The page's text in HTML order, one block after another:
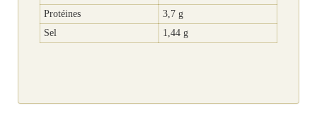
Protéines
3,7 g
Sel
1,44 g